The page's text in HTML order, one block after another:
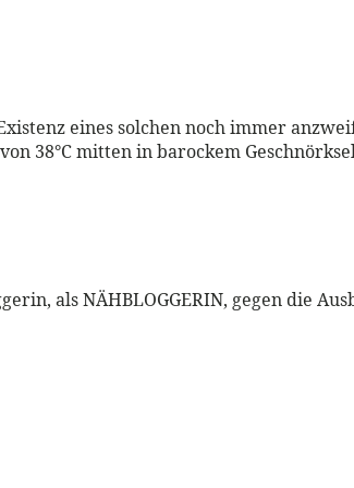
eines solchen noch immer
38°C mitten in barockem
als NÄHBLOGGERIN, gegen die